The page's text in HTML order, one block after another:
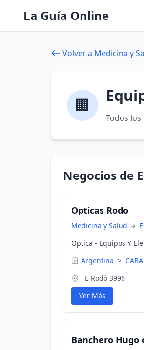
La Guía Online
Volver a Medicina y
🏢
Todos los
Negocios de
Opticas Rodo
Medicina y Salud
Optica - Equipos Y
Argentina > CABA
J E Rodó 3996
Ver Más
Banchero Hugo